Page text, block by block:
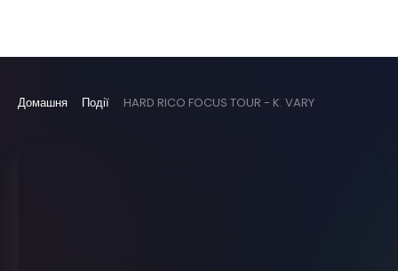
Домашня Події HARD RICO FOCUS TOUR - K. VARY